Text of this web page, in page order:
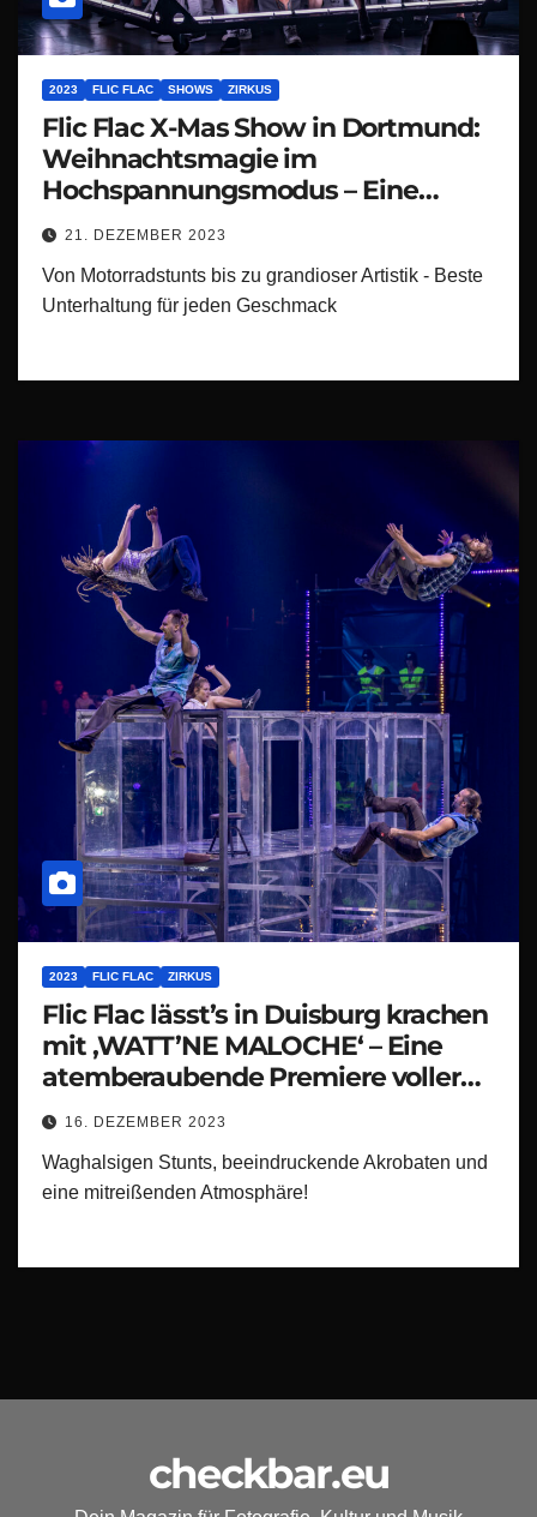
2023 FLIC FLAC SHOWS ZIRKUS
Flic Flac X-Mas Show in Dortmund:
Weihnachtsmagie im
Hochspannungsmodus – Eine
spektakuläre X-mas Show, die den
Festtagstrubel zum Beben bringt!
21. DEZEMBER 2023
Von Motorradstunts bis zu grandioser Artistik - Beste
Unterhaltung für jeden Geschmack
2023 FLIC FLAC ZIRKUS
Flic Flac lässt’s in Duisburg krachen
mit ‚WATT’NE MALOCHE‘ – Eine
atemberaubende Premiere voller
Nervenkitzel und Hochspannung!“
16. DEZEMBER 2023
Waghalsigen Stunts, beeindruckende Akrobaten und
eine mitreißenden Atmosphäre!
checkbar.eu